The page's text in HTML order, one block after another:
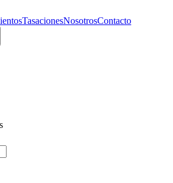
TasacionesNosotrosContacto